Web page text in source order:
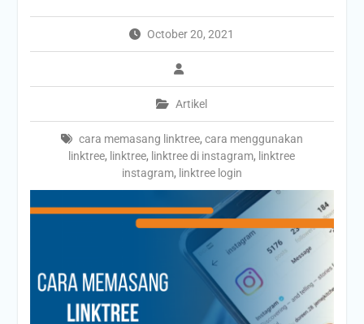
October 20, 2021
Artikel
cara memasang linktree, cara menggunakan
linktree, linktree, linktree di instagram, linktree
instagram, linktree login